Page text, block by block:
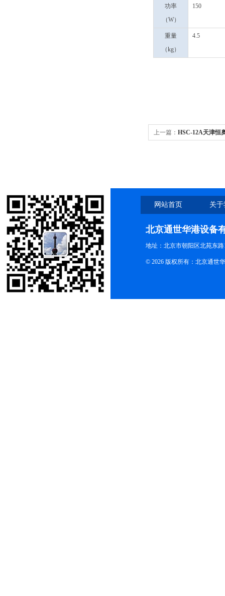
功率
（W）
150
重量
（kg）
4.5
上一篇： HSC-12A天津恒
网站首页 关
北京通世华港设备
地址：北京市朝阳区北苑东路
© 2026 版权所有：北京通世